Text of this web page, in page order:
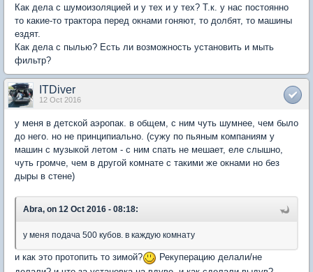
Как дела с шумоизоляцией и у тех и у тех? Т.к. у нас постоянно
то какие-то трактора перед окнами гоняют, то долбят, то машины
ездят.
Как дела с пылью? Есть ли возможность установить и мыть
фильтр?
ITDiver
12 Oct 2016
у меня в детской аэропак. в общем, с ним чуть шумнее, чем было
до него. но не принципиально. (сужу по пьяным компаниям у
машин с музыкой летом - с ним спать не мешает, еле слышно,
чуть громче, чем в другой комнате с такими же окнами но без
дыры в стене)
Abra, on 12 Oct 2016 - 08:18:
у меня подача 500 кубов. в каждую комнату
и как это протопить то зимой?
Рекуперацию делали/не